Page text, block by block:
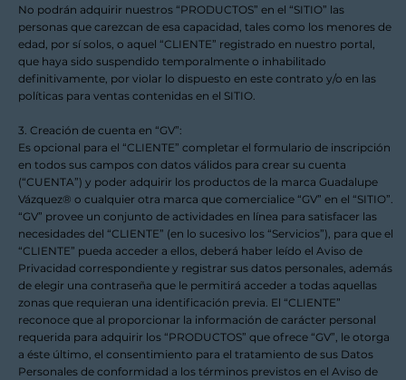
No podrán adquirir nuestros “PRODUCTOS” en el “SITIO” las
personas que carezcan de esa capacidad, tales como los menores de
edad, por sí solos, o aquel “CLIENTE” registrado en nuestro portal,
que haya sido suspendido temporalmente o inhabilitado
definitivamente, por violar lo dispuesto en este contrato y/o en las
políticas para ventas contenidas en el SITIO.
3. Creación de cuenta en “GV”:
Es opcional para el “CLIENTE” completar el formulario de inscripción
en todos sus campos con datos válidos para crear su cuenta
(“CUENTA”) y poder adquirir los productos de la marca Guadalupe
Vázquez® o cualquier otra marca que comercialice “GV” en el “SITIO”.
“GV” provee un conjunto de actividades en línea para satisfacer las
necesidades del “CLIENTE” (en lo sucesivo los “Servicios”), para que el
“CLIENTE” pueda acceder a ellos, deberá haber leído el Aviso de
Privacidad correspondiente y registrar sus datos personales, además
de elegir una contraseña que le permitirá acceder a todas aquellas
zonas que requieran una identificación previa. El “CLIENTE”
reconoce que al proporcionar la información de carácter personal
requerida para adquirir los “PRODUCTOS” que ofrece “GV”, le otorga
a éste último, el consentimiento para el tratamiento de sus Datos
Personales de conformidad a los términos previstos en el Aviso de